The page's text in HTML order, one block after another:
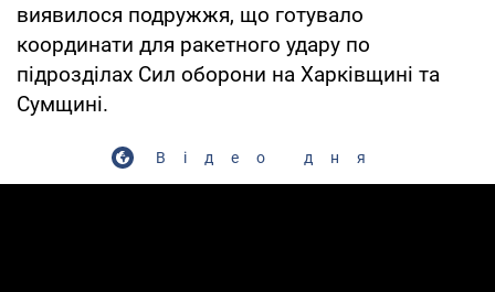
виявилося подружжя, що готувало
координати для ракетного удару по
підрозділах Сил оборони на Харківщині та
Сумщині.
Відео дня